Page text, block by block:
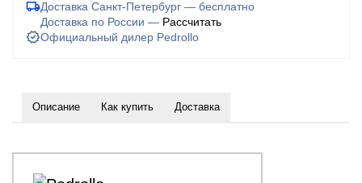
Доставка Санкт-Петербург — бесплатно
Доставка по России — Рассчитать
Официальный дилер Pedrollo
Описание Как купить Доставка